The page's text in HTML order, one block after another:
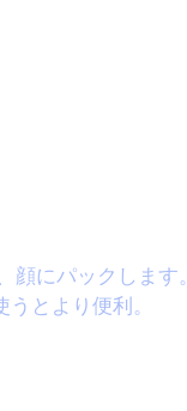
にパックします。
とより便利。